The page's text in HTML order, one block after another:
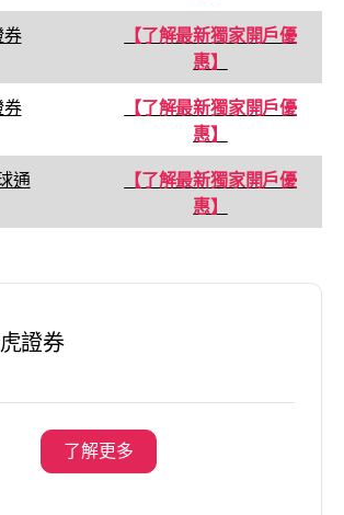
券
【了解最新獨家開戶優
惠】
券
【了解最新獨家開戶優
惠】
通
【了解最新獨家開戶優
惠】
證券
了解更多